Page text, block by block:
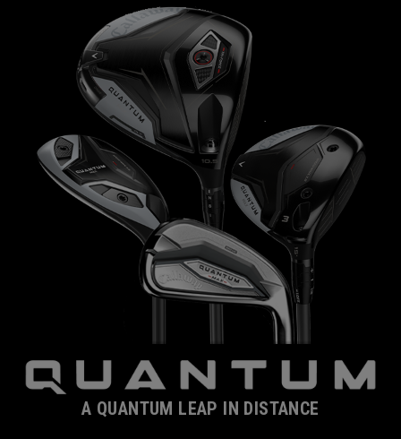
A QUANTUM LEAP IN DISTANCE